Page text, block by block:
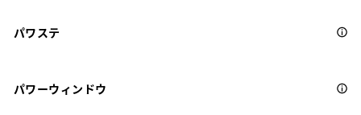
パワステ
パワーウィンドウ